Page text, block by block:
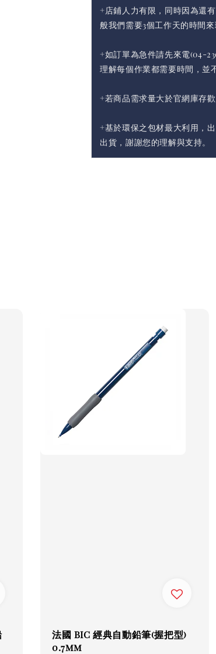
+店鋪人力有限，同時因為還
般我們需要3個工作天的時間來
+如訂單為急件請先來電(04-
理解每個作業都需要時間，並
+若商品需求量大於官網庫存歡
+基於環保之包材最大利用，
出貨，謝謝您的理解與支持。
法國 BIC 經典自動鉛筆(握把型)
0.7mm